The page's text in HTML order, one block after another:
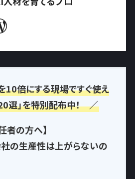
倍にする現場ですぐ使え
選」を特別配布中！ ／
者の方へ】
の生産性は上がらないの